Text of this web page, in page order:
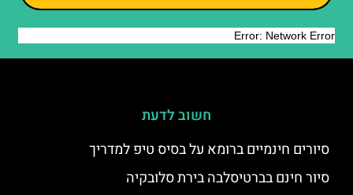
חשוב לדעת
סיורים חינמיים ברומא על בסיס טיפ למדריך
סיור חינם בברטיסלבה בירת סלובקיה